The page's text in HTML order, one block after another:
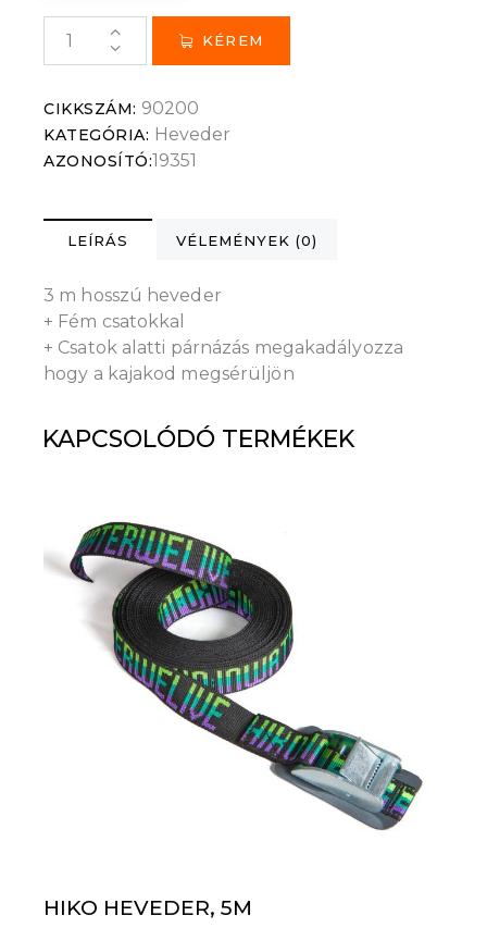
KÉREM
CIKKSZÁM: 90200
KATEGÓRIA: Heveder
AZONOSÍTÓ:19351
LEÍRÁS VÉLEMÉNYEK (0)
3 m hosszú heveder
+ Fém csatokkal
+ Csatok alatti párnázás megakadályozza
hogy a kajakod megsérüljön
KAPCSOLÓDÓ TERMÉKEK
HIKO HEVEDER, 5M